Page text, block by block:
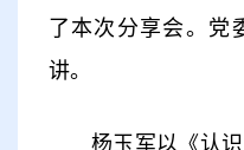
了本次分享会。
讲。
杨玉军以《认识